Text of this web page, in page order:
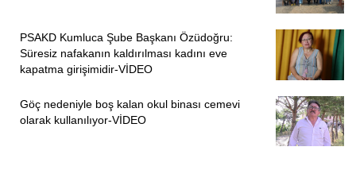
PSAKD Kumluca Şube Başkanı Özüdoğru:
Süresiz nafakanın kaldırılması kadını eve
kapatma girişimidir-VİDEO
Göç nedeniyle boş kalan okul binası cemevi
olarak kullanılıyor-VİDEO